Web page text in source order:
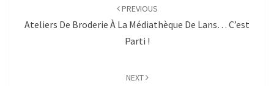
PREVIOUS
Ateliers De Broderie À La Médiathèque De Lans… C’est
Parti !
NEXT